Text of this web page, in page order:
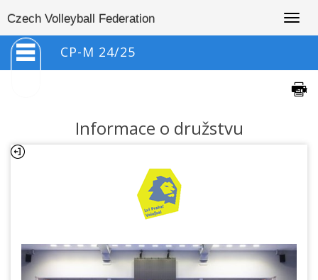
Czech Volleyball Federation
CP-M 24/25
Informace o družstvu